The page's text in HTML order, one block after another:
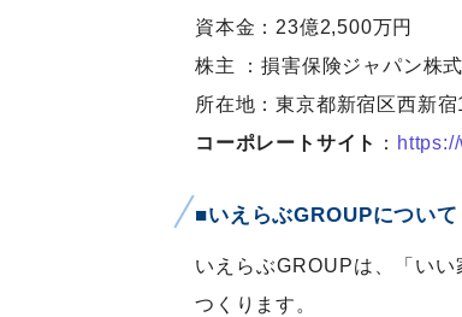
資本金：23億2,500万円
株主 ：損害保険ジャパン株
所在地：東京都新宿区西新
コーポレートサイト
：
■いえらぶGROUPについて
いえらぶGROUPは、「い
つくります。